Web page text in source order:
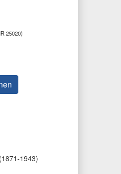
25020)
1943)